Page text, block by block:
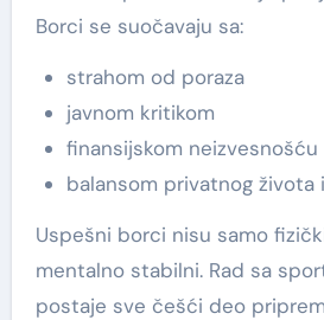
Borci se suočavaju sa:
strahom od poraza
javnom kritikom
finansijskom neizvesnošću
balansom privatnog života
Uspešni borci nisu samo
mentalno stabilni. Rad sa
postaje sve češći deo